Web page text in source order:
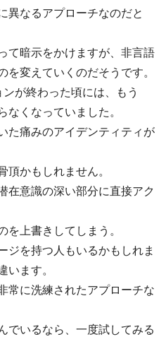
異なるアプローチなのだと
て暗示をかけますが、非言語
を変えていくのだそうです。
が終わった頃には、もう
なくなっていました。
た痛みのアイデンティティが
頂かもしれません。
在意識の深い部分に直接アク
を上書きしてしまう。
ジを持つ人もいるかもしれま
います。
常に洗練されたアプローチな
でいるなら、一度試してみる